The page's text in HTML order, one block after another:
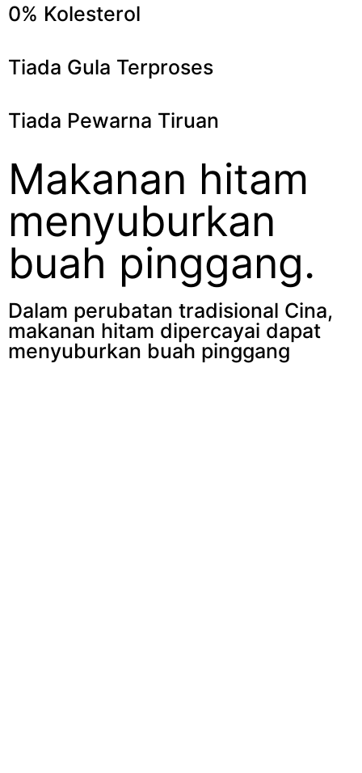
0% Kolesterol
Tiada Gula Terproses
Tiada Pewarna Tiruan
Makanan hitam
menyuburkan
buah pinggang.
Dalam perubatan tradisional Cina,
makanan hitam dipercayai dapat
menyuburkan buah pinggang